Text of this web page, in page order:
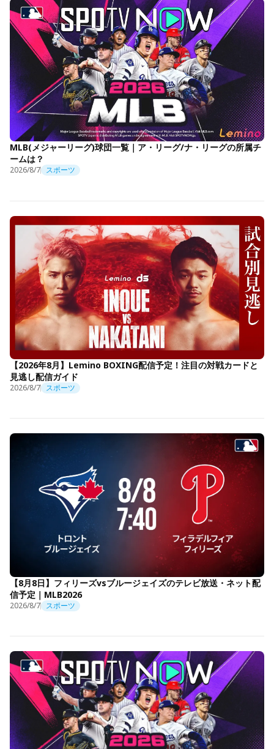
MLB(メジャーリーグ)球団一覧｜ア・リーグ/ナ・リーグの所属チ
ームは？
2026/8/7 スポーツ
【2026年8月】Lemino BOXING配信予定！注目の対戦カードと
見逃し配信ガイド
2026/8/7 スポーツ
【8月8日】フィリーズvsブルージェイズのテレビ放送・ネット配
信予定｜MLB2026
2026/8/7 スポーツ